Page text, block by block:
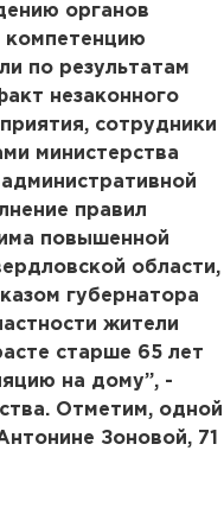
органов
компетенцию
по результатам
незаконного
сотрудники
министерства
правил
повышенной
области,
губернатора
жители
старше 65 лет
на дому”, -
Отметим, одной
Зоновой, 71